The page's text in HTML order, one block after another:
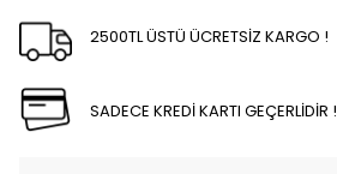
2500TL ÜSTÜ ÜCRETSİZ KARGO !
SADECE KREDİ KARTI GEÇERLİDİR !